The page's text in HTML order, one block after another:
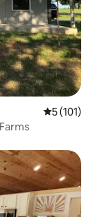
Évaluation
5 (101)